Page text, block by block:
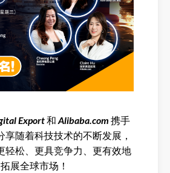
Export和 Alibaba.com 携手
享随着科技技术的不断发展，
轻松、更具竞争力、更有效地
拓展全球市场！